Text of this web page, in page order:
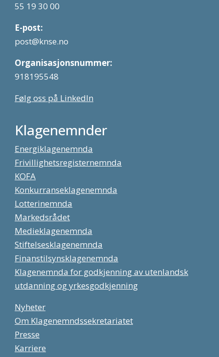
55 19 30 00
E-post:
post@knse.no
Organisasjonsnummer:
918195548
Følg oss på LinkedIn
Klagenemnder
Energiklagenemnda
Frivillighetsregisternemnda
KOFA
Konkurranseklagenemnda
Lotterinemnda
Markedsrådet
Medieklagenemnda
Stiftelsesklagenemnda
Finanstilsynsklagenemnda
Klagenemnda for godkjenning av utenlandsk
utdanning og yrkesgodkjenning
Nyheter
Om Klagenemndssekretariatet
Presse
Karriere